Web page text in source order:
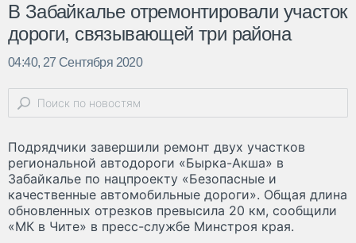
В Забайкалье отремонтировали участок
дороги, связывающей три района
04:40, 27 Сентября 2020
Подрядчики завершили ремонт двух участков
региональной автодороги «Бырка-Акша» в
Забайкалье по нацпроекту «Безопасные и
качественные автомобильные дороги». Общая длина
обновленных отрезков превысила 20 км, сообщили
«МК в Чите» в пресс-службе Минстроя края.